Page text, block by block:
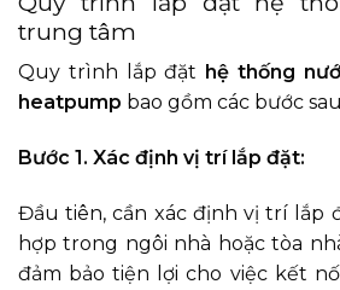
trung tâm
Quy trình lắp đặt hệ thống
heatpump bao gồm các bước
Bước 1. Xác định vị trí lắp đặt:
Đầu tiên, cần xác định vị trí lắp
hợp trong ngôi nhà hoặc tòa
đảm bảo tiện lợi cho việc kết